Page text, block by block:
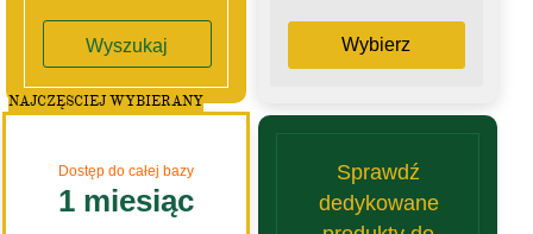
Wyszukaj Wybierz
Dostęp do całej bazy
1 miesiąc
NAJCZĘSCIEJ WYBIERANY
Sprawdź
dedykowane